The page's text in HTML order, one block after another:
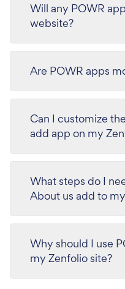
Will any POWR
website?
Are POWR apps
Can I customize
add app on my
What steps do I
About us add to
Why should I use
my Zenfolio site?